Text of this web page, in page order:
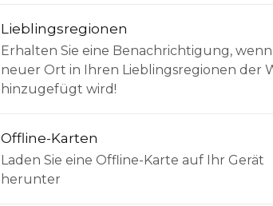
Lieblingsregionen
Erhalten Sie eine Benachrichtigung,
neuer Ort in Ihren Lieblingsregionen der
hinzugefügt wird!
Offline-Karten
Laden Sie eine Offline-Karte auf Ihr Gerät
herunter